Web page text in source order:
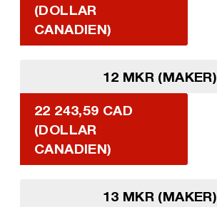
(DOLLAR
CANADIEN)
12 MKR (MAKER)
22 243,59 CAD
(DOLLAR
CANADIEN)
13 MKR (MAKER)